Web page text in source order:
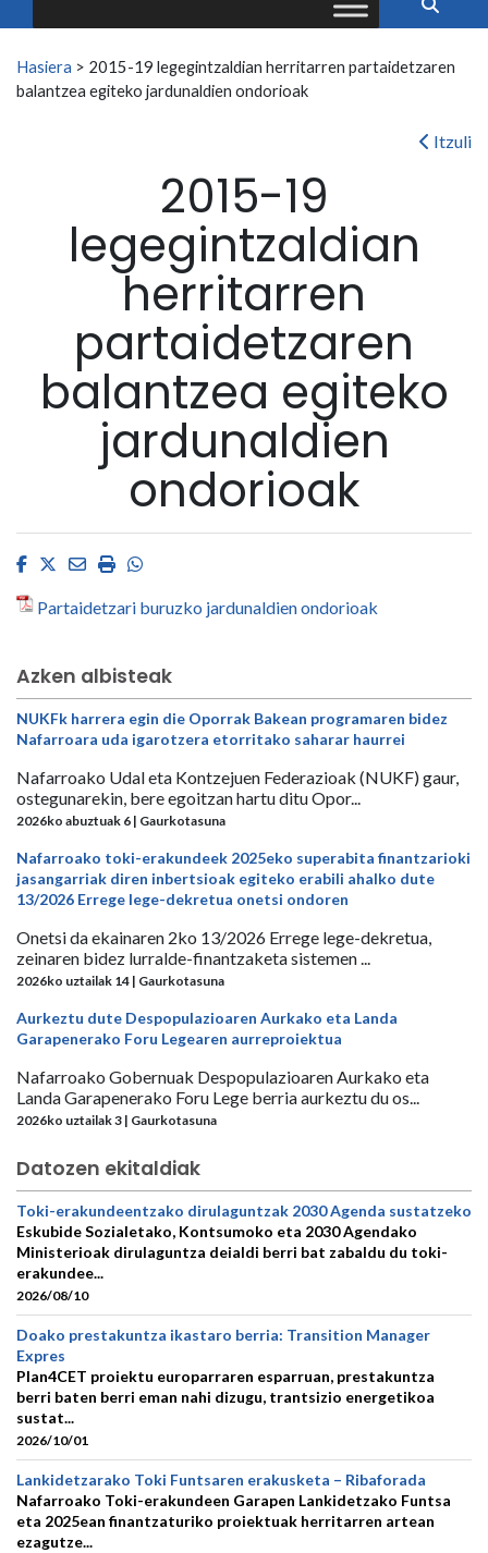
Search for:
Hasiera > 2015-19 legegintzaldian herritarren partaidetzaren
balantzea egiteko jardunaldien ondorioak
Itzuli
2015-19
legegintzaldian
herritarren
partaidetzaren
balantzea egiteko
jardunaldien
ondorioak
Facebook
Twitter
EmailImprimirWhatsapp
Partaidetzari buruzko jardunaldien ondorioak
Azken albisteak
NUKFk harrera egin die Oporrak Bakean programaren bidez
Nafarroara uda igarotzera etorritako saharar haurrei
Nafarroako Udal eta Kontzejuen Federazioak (NUKF) gaur,
ostegunarekin, bere egoitzan hartu ditu Opor...
2026ko abuztuak 6 | Gaurkotasuna
Nafarroako toki-erakundeek 2025eko superabita finantzarioki
jasangarriak diren inbertsioak egiteko erabili ahalko dute
13/2026 Errege lege-dekretua onetsi ondoren
Onetsi da ekainaren 2ko 13/2026 Errege lege-dekretua,
zeinaren bidez lurralde-finantzaketa sistemen ...
2026ko uztailak 14 | Gaurkotasuna
Aurkeztu dute Despopulazioaren Aurkako eta Landa
Garapenerako Foru Legearen aurreproiektua
Nafarroako Gobernuak Despopulazioaren Aurkako eta
Landa Garapenerako Foru Lege berria aurkeztu du os...
2026ko uztailak 3 | Gaurkotasuna
Datozen ekitaldiak
Toki-erakundeentzako dirulaguntzak 2030 Agenda sustatzeko
Eskubide Sozialetako, Kontsumoko eta 2030 Agendako
Ministerioak dirulaguntza deialdi berri bat zabaldu du toki-
erakundee...
2026/08/10
Doako prestakuntza ikastaro berria: Transition Manager
Expres
Plan4CET proiektu europarraren esparruan, prestakuntza
berri baten berri eman nahi dizugu, trantsizio energetikoa
sustat...
2026/10/01
Lankidetzarako Toki Funtsaren erakusketa – Ribaforada
Nafarroako Toki-erakundeen Garapen Lankidetzako Funtsa
eta 2025ean finantzaturiko proiektuak herritarren artean
ezagutze...